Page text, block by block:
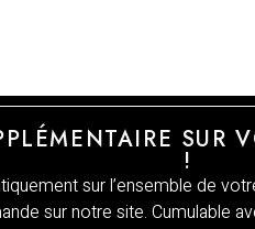
SUR
!
sur l’ensemble de
sur notre site. Cumulable